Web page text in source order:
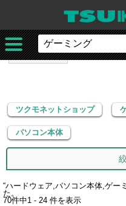
ツクモネットショップ
パソコン本体
ツクモネットショップ
パソコン本体
“ハードウェア,パソコン本体,ゲー
た。
70件中1 - 24 件を表示